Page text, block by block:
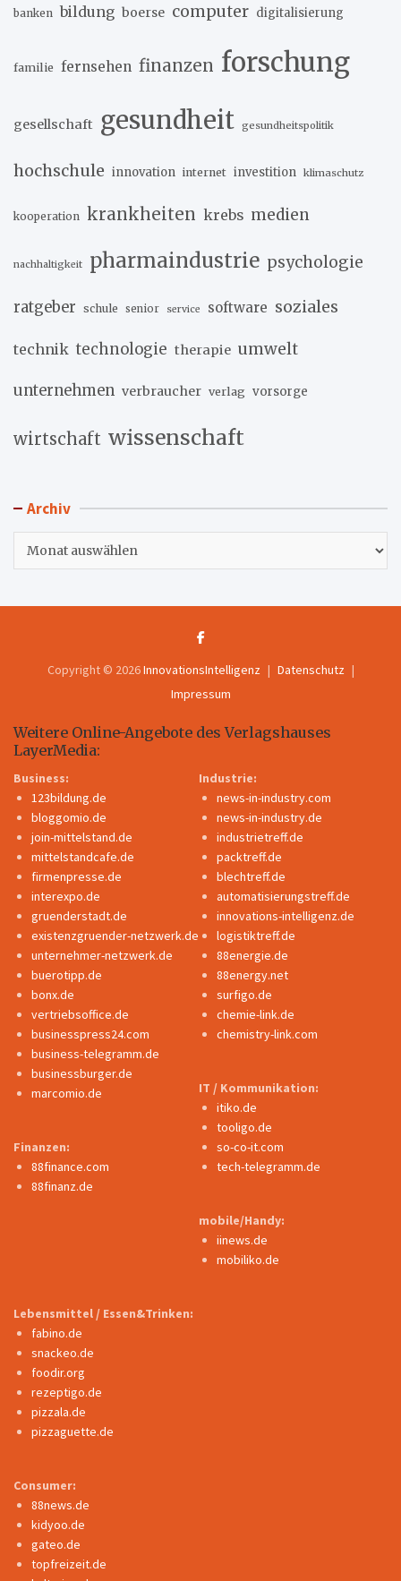
banken bildung boerse computer digitalisierung
familie fernsehen finanzen forschung
gesellschaft gesundheit gesundheitspolitik
hochschule innovation internet investition klimaschutz
kooperation krankheiten krebs medien
nachhaltigkeit pharmaindustrie psychologie
ratgeber schule senior service software soziales
technik technologie therapie umwelt
unternehmen verbraucher verlag vorsorge
wirtschaft wissenschaft
Archiv
Copyright © 2026InnovationsIntelligenz
Datenschutz
Impressum
Weitere Online-Angebote des Verlagshauses
LayerMedia:
Business:
123bildung.de
bloggomio.de
join-mittelstand.de
mittelstandcafe.de
firmenpresse.de
interexpo.de
gruenderstadt.de
existenzgruender-netzwerk.de
unternehmer-netzwerk.de
buerotipp.de
bonx.de
vertriebsoffice.de
businesspress24.com
business-telegramm.de
businessburger.de
marcomio.de
Finanzen:
88finance.com
88finanz.de
Industrie:
news-in-industry.com
news-in-industry.de
industrietreff.de
packtreff.de
blechtreff.de
automatisierungstreff.de
innovations-intelligenz.de
logistiktreff.de
88energie.de
88energy.net
surfigo.de
chemie-link.de
chemistry-link.com
IT / Kommunikation:
itiko.de
tooligo.de
so-co-it.com
tech-telegramm.de
mobile/Handy:
iinews.de
mobiliko.de
Lebensmittel / Essen&Trinken:
fabino.de
snackeo.de
foodir.org
rezeptigo.de
pizzala.de
pizzaguette.de
Consumer:
88news.de
kidyoo.de
gateo.de
topfreizeit.de